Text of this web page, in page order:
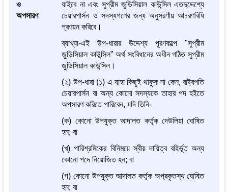
ও
অপসারণ
যাইবে না এবং সুপ্রীম জুডিসিয়াল কাউন্সিল এতদুদ্দেশ্যে
চেয়ারপার্সন ও সদস্যগণের জন্য অনুসরণীয় আচরণবিধি
প্রণয়ন করিবে।
ব্যাখ্যা-এই উপ-ধারার উদ্দেশ্য পূরণকল্পে "সুপ্রীম
জুডিসিয়াল কাউন্সিল” অর্থ সংবিধানের অধীন গঠিত সুপ্রীম
জুডিসিয়াল কাউন্সিল।
(২) উপ-ধারা (১) এ যাহা কিছুই থাকুক না কেন, রাষ্ট্রপতি
চেয়ারপার্সন বা অন্য কোনো সদস্যকে তাহার পদ হইতে
অপসারণ করিতে পারিবেন, যদি তিনি-
(ক) কোনো উপযুক্ত আদালত কর্তৃক দেউলিয়া ঘোষিত
হন; বা
(খ) পারিশ্রমিকের বিনিময়ে স্বীয় দায়িত্ব বহির্ভূত অন্য
কোনো পদে নিয়োজিত হন; বা
(গ) কোনো উপযুক্ত আদালত কর্তৃক অপ্রকৃতস্থ ঘোষিত
হন; বা